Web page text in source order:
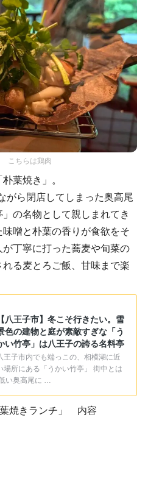
こちらは鶏肉
葉焼き」。
がら閉店してしまった奥高尾
の名物として親しまれてき
噌と朴葉の香りが食欲をそ
丁寧に打った蕎麦や旬菜の
る麦とろご飯、甘味まで楽
【八王子市】冬こそ行きたい。雪
色の建物と庭が素敵すぎな「う
い竹亭」は八王子の誇る名料亭
王子市内でも端っこの、相模湖に近
場所にある「うかい竹亭」 街中とは
い奥高尾に …
焼きランチ」 内容